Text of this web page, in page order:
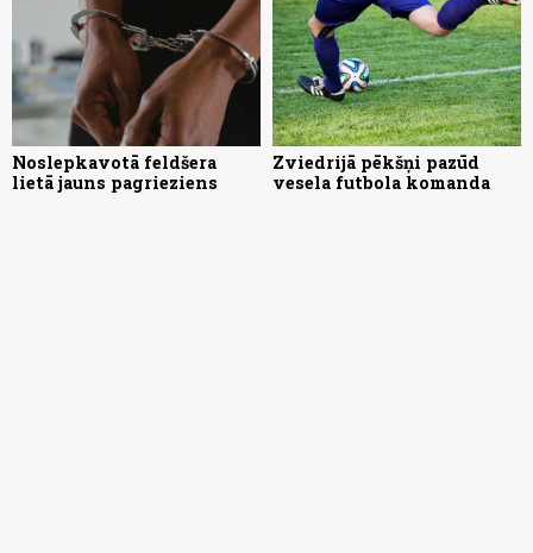
Noslepkavotā feldšera
lietā jauns pagrieziens
Zviedrijā pēkšņi pazūd
vesela futbola komanda